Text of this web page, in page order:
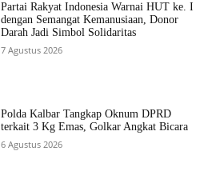
Partai Rakyat Indonesia Warnai HUT ke. I
dengan Semangat Kemanusiaan, Donor
Darah Jadi Simbol Solidaritas
7 Agustus 2026
Polda Kalbar Tangkap Oknum DPRD
terkait 3 Kg Emas, Golkar Angkat Bicara
6 Agustus 2026